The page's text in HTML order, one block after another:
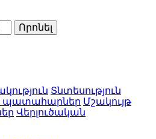
Տնտեսություն
պատահարներ Մշակույթ
Վերլուծական